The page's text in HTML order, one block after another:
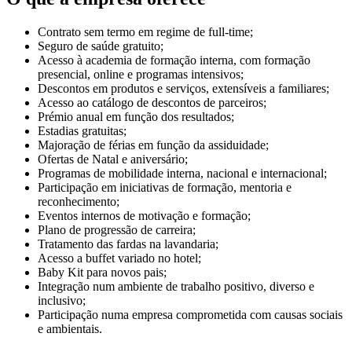
Contrato sem termo em regime de full-time;
Seguro de saúde gratuito;
Acesso à academia de formação interna, com formação
presencial, online e programas intensivos;
Descontos em produtos e serviços, extensíveis a familiares;
Acesso ao catálogo de descontos de parceiros;
Prémio anual em função dos resultados;
Estadias gratuitas;
Majoração de férias em função da assiduidade;
Ofertas de Natal e aniversário;
Programas de mobilidade interna, nacional e internacional;
Participação em iniciativas de formação, mentoria e
reconhecimento;
Eventos internos de motivação e formação;
Plano de progressão de carreira;
Tratamento das fardas na lavandaria;
Acesso a buffet variado no hotel;
Baby Kit para novos pais;
Integração num ambiente de trabalho positivo, diverso e
inclusivo;
Participação numa empresa comprometida com causas sociais
e ambientais.